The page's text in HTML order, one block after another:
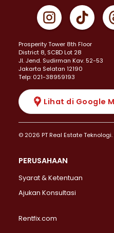
Prosperity Tower 8th Floor
District 8, SCBD Lot 28
JI. Jend. Sudirman Kav. 52-53
Jakarta Selatan 12190
Telp: 021-38959193
Lihat di Google
© 2026 PT Real Estate
PERUSAHAAN
Syarat & Ketentuan
Ajukan Konsultasi
Rentfix.com